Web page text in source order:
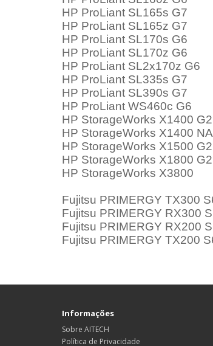
HP ProLiant SL165s G7
HP ProLiant SL165z G7
HP ProLiant SL170s G6
HP ProLiant SL170z G6
HP ProLiant SL2x170z G6
HP ProLiant SL335s G7
HP ProLiant SL390s G7
HP ProLiant WS460c G6
HP StorageWorks X1400
HP StorageWorks X1400
HP StorageWorks X1500
HP StorageWorks X1800
HP StorageWorks X3800
Fujitsu PRIMERGY TX300
Fujitsu PRIMERGY RX300
Fujitsu PRIMERGY RX200
Fujitsu PRIMERGY TX200
Informações
Sobre AITECH
Política de Privacidade